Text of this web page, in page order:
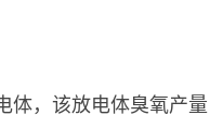
体，该放电体臭氧产量